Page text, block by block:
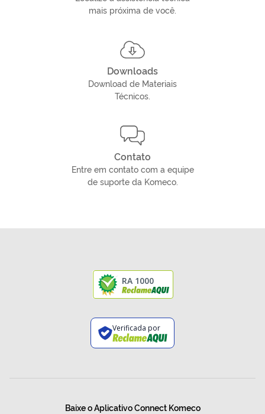
mais próxima de você.
Downloads
Download de Materiais
Técnicos.
Contato
Entre em contato com a equipe
de suporte da Komeco.
RA 1000
Verificada por
Baixe o Aplicativo Connect Komeco